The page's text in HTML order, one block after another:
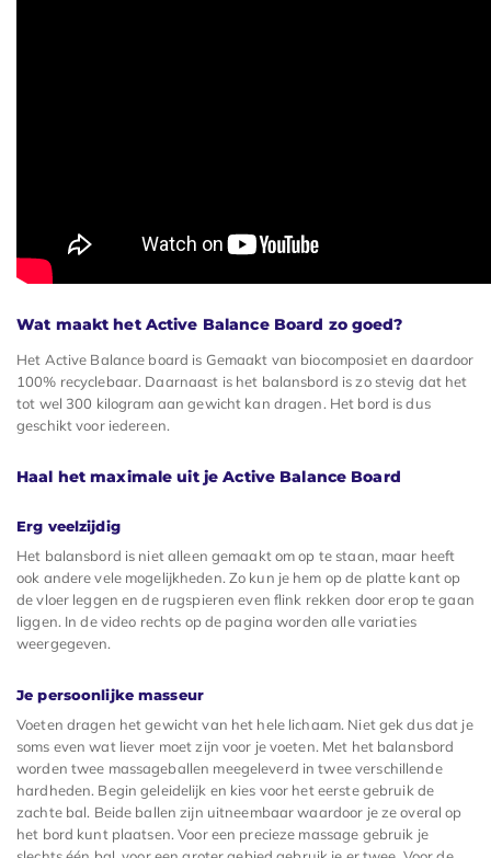
Wat maakt het Active Balance Board zo goed?
Het Active Balance board is Gemaakt van biocomposiet en daardoor
100% recyclebaar. Daarnaast is het balansbord is zo stevig dat het
tot wel 300 kilogram aan gewicht kan dragen. Het bord is dus
geschikt voor iedereen.
Haal het maximale uit je Active Balance Board
Erg veelzijdig
Het balansbord is niet alleen gemaakt om op te staan, maar heeft
ook andere vele mogelijkheden. Zo kun je hem op de platte kant op
de vloer leggen en de rugspieren even flink rekken door erop te gaan
liggen. In de video rechts op de pagina worden alle variaties
weergegeven.
Je persoonlijke masseur
Voeten dragen het gewicht van het hele lichaam. Niet gek dus dat je
soms even wat liever moet zijn voor je voeten. Met het balansbord
worden twee massageballen meegeleverd in twee verschillende
hardheden. Begin geleidelijk en kies voor het eerste gebruik de
zachte bal. Beide ballen zijn uitneembaar waardoor je ze overal op
het bord kunt plaatsen. Voor een precieze massage gebruik je